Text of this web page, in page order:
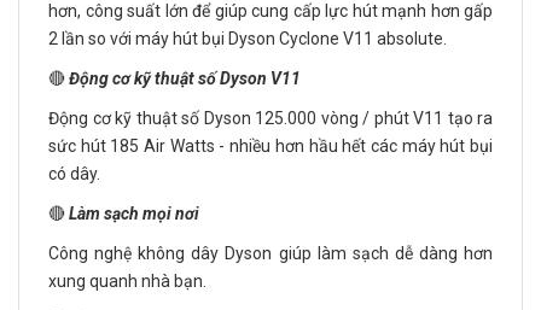
hơn, công suất lớn để giúp cung cấp lực hút mạnh hơn gấp
2 lần so với máy hút bụi Dyson Cyclone V11 absolute.
🔴Động cơ kỹ thuật số Dyson V11
Động cơ kỹ thuật số Dyson 125.000 vòng / phút V11 tạo ra
sức hút 185 Air Watts - nhiều hơn hầu hết các máy hút bụi
có dây.
🔴Làm sạch mọi nơi
Công nghệ không dây Dyson giúp làm sạch dễ dàng hơn
xung quanh nhà bạn.